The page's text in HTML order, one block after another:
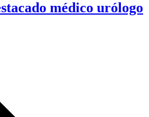
médico urólogo